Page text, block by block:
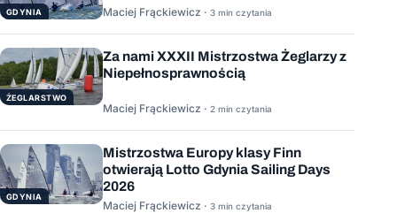
GDYNIA Maciej Frąckiewicz · 3 min czytania
ŻEGLARSTWO
Za nami XXXII Mistrzostwa Żeglarzy z
Niepełnosprawnością
Maciej Frąckiewicz · 2 min czytania
GDYNIA
Mistrzostwa Europy klasy Finn
otwierają Lotto Gdynia Sailing Days
2026
Maciej Frąckiewicz · 3 min czytania